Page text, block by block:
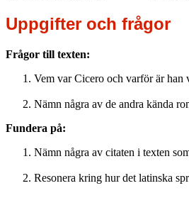
Uppgifter och frågor
Frågor till texten:
Vem var Cicero och varför är
Nämn några av de andra kända
Fundera på:
Nämn några av citaten i texten
Resonera kring hur det latinska